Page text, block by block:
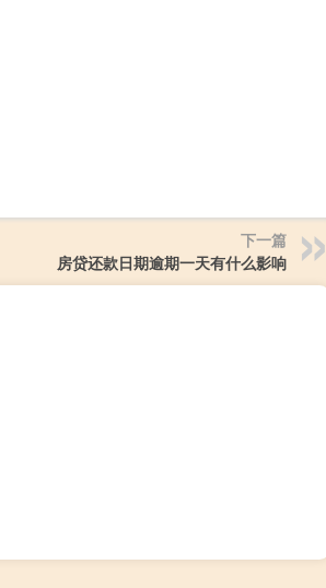
下一篇
房贷还款日期逾期一天有什么影响